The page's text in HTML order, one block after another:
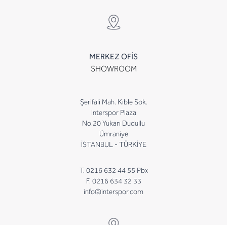
MERKEZ OFİS
SHOWROOM
Şerifali Mah. Kıble Sok.
Interspor Plaza
No.20 Yukarı Dudullu
Ümraniye
İSTANBUL - TÜRKİYE
T. 0216 632 44 55 Pbx
F. 0216 634 32 33
info@interspor.com